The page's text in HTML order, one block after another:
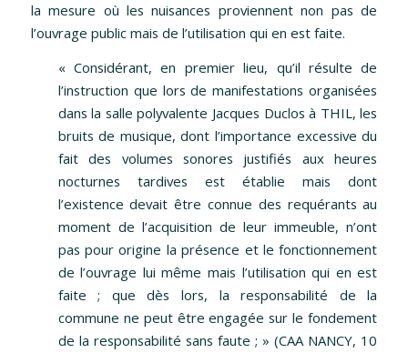
la mesure où les nuisances proviennent non pas de
l’ouvrage public mais de l’utilisation qui en est faite.
« Considérant, en premier lieu, qu’il résulte de
l’instruction que lors de manifestations organisées
dans la salle polyvalente Jacques Duclos à THIL, les
bruits de musique, dont l’importance excessive du
fait des volumes sonores justifiés aux heures
nocturnes tardives est établie mais dont
l’existence devait être connue des requérants au
moment de l’acquisition de leur immeuble, n’ont
pas pour origine la présence et le fonctionnement
de l’ouvrage lui même mais l’utilisation qui en est
faite ; que dès lors, la responsabilité de la
commune ne peut être engagée sur le fondement
de la responsabilité sans faute ; » (CAA NANCY, 10